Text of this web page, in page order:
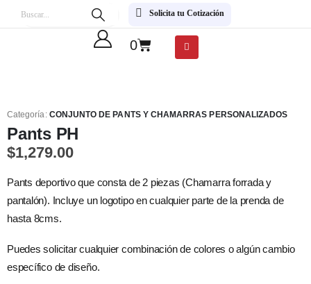
Solicita tu Cotización
0
Categoría: CONJUNTO DE PANTS Y CHAMARRAS PERSONALIZADOS
Pants PH
$1,279.00
Pants deportivo que consta de 2 piezas (Chamarra forrada y
pantalón). Incluye un logotipo en cualquier parte de la prenda de
hasta 8cms.
Puedes solicitar cualquier combinación de colores o algún cambio
específico de diseño.